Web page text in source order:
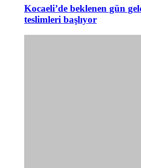
Kocaeli’de beklenen gün
teslimleri başlıyor